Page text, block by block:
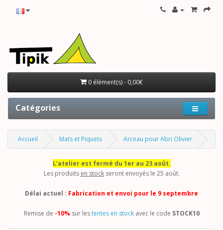
0 élément(s) - 0,00€
Catégories
Accueil Mats et Piquets Arceau pour Abri Olivier
L’atelier est fermé du 1er au 23 août.
Les produits en stockseront envoyés le 25 août.
Délai actuel : Fabrication et envoi pour le 9 septembre
Remise de -10% sur lestentes en stockavec le code STOCK10